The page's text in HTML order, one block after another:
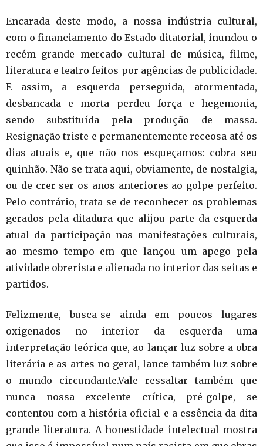
Encarada deste modo, a nossa indústria cultural,
com o financiamento do Estado ditatorial, inundou o
recém grande mercado cultural de música, filme,
literatura e teatro feitos por agências de publicidade.
E assim, a esquerda perseguida, atormentada,
desbancada e morta perdeu força e hegemonia,
sendo substituída pela produção de massa.
Resignação triste e permanentemente receosa até os
dias atuais e, que não nos esqueçamos: cobra seu
quinhão. Não se trata aqui, obviamente, de nostalgia,
ou de crer ser os anos anteriores ao golpe perfeito.
Pelo contrário, trata-se de reconhecer os problemas
gerados pela ditadura que alijou parte da esquerda
atual da participação nas manifestações culturais,
ao mesmo tempo em que lançou um apego pela
atividade obrerista e alienada no interior das seitas e
partidos.
Felizmente, busca-se ainda em poucos lugares
oxigenados no interior da esquerda uma
interpretação teórica que, ao lançar luz sobre a obra
literária e as artes no geral, lance também luz sobre
o mundo circundante.Vale ressaltar também que
nunca nossa excelente crítica, pré-golpe, se
contentou com a história oficial e a essência da dita
grande literatura. A honestidade intelectual mostra